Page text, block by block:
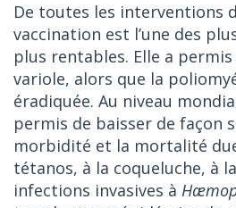
De toutes les interventions
vaccination est l’une des
plus rentables. Elle a permis
variole, alors que la
éradiquée. Au niveau
permis de baisser de façon
morbidité et la mortalité
tétanos, à la coqueluche, à
infections invasives à